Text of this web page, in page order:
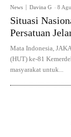
News Davina G - 8
Situasi
Persatuan
Mata Indonesia,
(HUT) ke-81
masyarakat untuk...